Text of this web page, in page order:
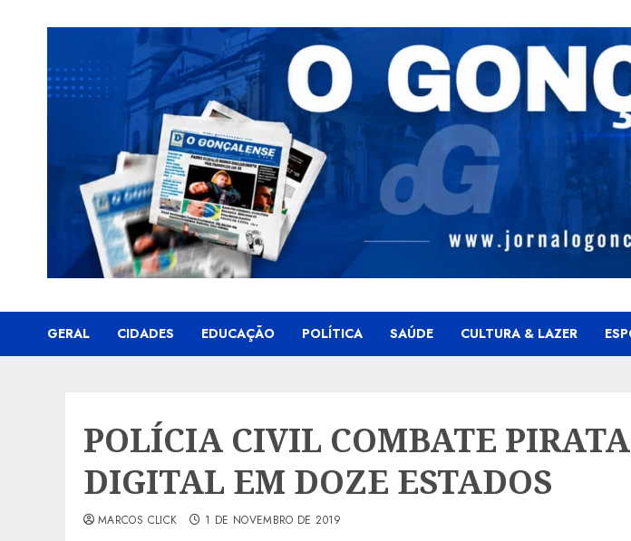
GERAL CIDADES EDUCAÇÃO POLÍTICA SAÚDE CULTURA & LAZER
POLÍCIA CIVIL COMBATE
DIGITAL EM DOZE ESTADOS
MARCOS CLICK 1 DE NOVEMBRO DE 2019